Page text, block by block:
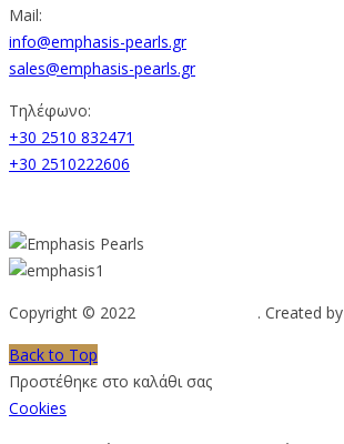
Mail:
info@emphasis-pearls.gr
sales@emphasis-pearls.gr
Τηλέφωνο:
+30 2510 832471
+30 2510222606
Copyright © 2022 . Created by
Back to Top
Προστέθηκε στο καλάθι σας
Cookies